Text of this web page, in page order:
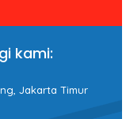
kami:
Jakarta Timur